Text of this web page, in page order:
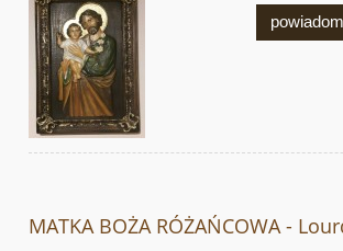
MATKA BOŻA RÓŻAŃCOWA -